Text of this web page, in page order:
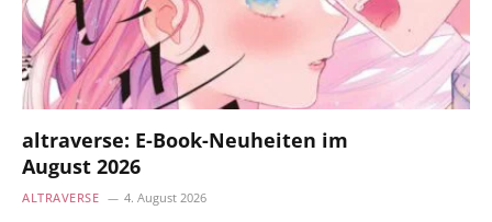
altraverse: E-Book-Neuheiten im
August 2026
ALTRAVERSE 4. August 2026